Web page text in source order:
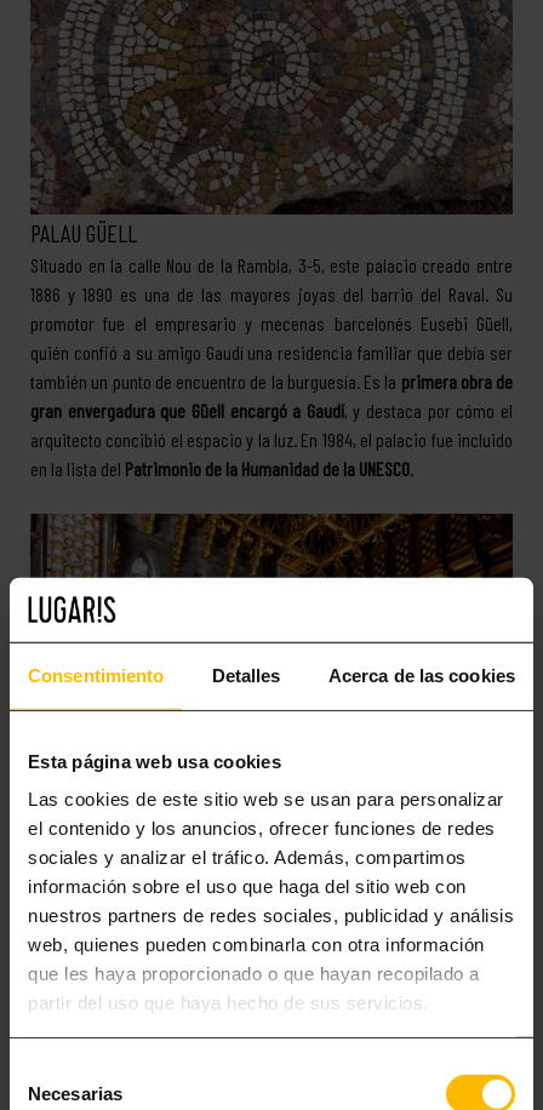
Consentimiento Detalles Acerca de las cookies
Esta página web usa cookies
Las cookies de este sitio web se usan para personalizar
el contenido y los anuncios, ofrecer funciones de redes
sociales y analizar el tráfico. Además, compartimos
información sobre el uso que haga del sitio web con
nuestros partners de redes sociales, publicidad y análisis
web, quienes pueden combinarla con otra información
que les haya proporcionado o que hayan recopilado a
partir del uso que haya hecho de sus servicios.
Necesarias
PALAU GÜELL
Situado en la calle Nou de la Rambla, 3-5, este palacio creado entre
1886 y 1890 es una de las mayores joyas del barrio del Raval. Su
promotor fue el empresario y mecenas barcelonés Eusebi Güell,
quién confió a su amigo Gaudí una residencia familiar que debía ser
también un punto de encuentro de la burguesía. Es la primera obra de
gran envergadura que Güell encargó a Gaudí, y destaca por cómo el
arquitecto concibió el espacio y la luz. En 1984, el palacio fue incluido
en la lista del Patrimonio de la Humanidad de la UNESCO.
PALAU RECASENS
Declarado Bien de Interés Cultural, el Palau Requesens se encuentra
situado junto a la iglesia de San Just, en el barrio Gòtic. También
conocido como el palacio de la Condesa de Palamós,llegó a ser el
palacio privado más grande de la Barcelona medieval. Hoy es sede de
la Real Academia de Buenas Letras y puede visitarse. Esta maravilla
abre sus puertas en la calla del Bisbe Caçador, 3.